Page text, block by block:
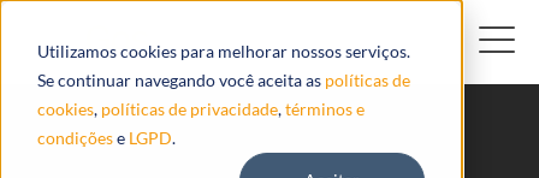
Utilizamos cookies para melhorar nossos serviços.
Se continuar navegando você aceita as políticas de
cookies, políticas de privacidade,términos e
condiçõese LGPD.